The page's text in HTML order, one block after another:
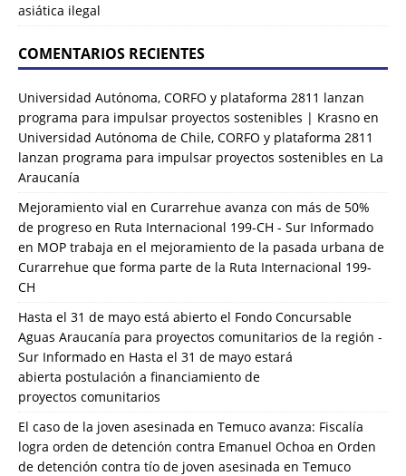
asiática ilegal
COMENTARIOS RECIENTES
Universidad Autónoma, CORFO y plataforma 2811 lanzan
programa para impulsar proyectos sostenibles | Krasno en
Universidad Autónoma de Chile, CORFO y plataforma 2811
lanzan programa para impulsar proyectos sostenibles en La
Araucanía
Mejoramiento vial en Curarrehue avanza con más de 50%
de progreso en Ruta Internacional 199-CH - Sur Informado
en MOP trabaja en el mejoramiento de la pasada urbana de
Curarrehue que forma parte de la Ruta Internacional 199-
CH
Hasta el 31 de mayo está abierto el Fondo Concursable
Aguas Araucanía para proyectos comunitarios de la región -
Sur Informado en Hasta el 31 de mayo estará
abierta postulación a financiamiento de
proyectos comunitarios
El caso de la joven asesinada en Temuco avanza: Fiscalía
logra orden de detención contra Emanuel Ochoa en Orden
de detención contra tío de joven asesinada en Temuco